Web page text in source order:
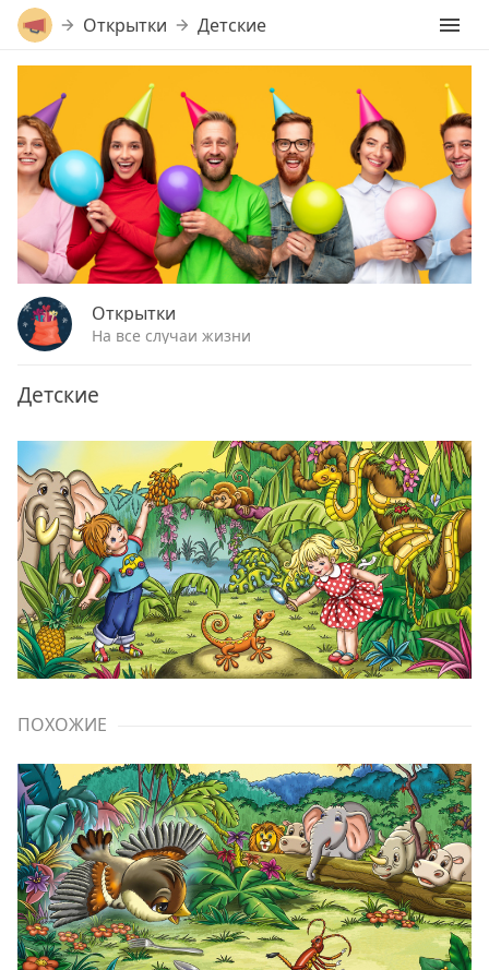
Открытки Детские
Открытки
На все случаи жизни
Детские
ПОХОЖИЕ